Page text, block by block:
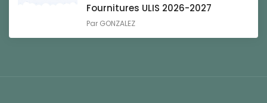
Fournitures ULIS 2026-2027
Par GONZALEZ